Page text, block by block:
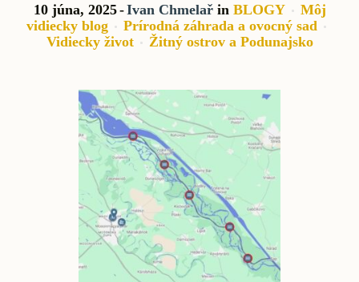
10 júna, 2025 Ivan Chmelařin BLOGY
Môj
vidiecky blog
Prírodná záhrada a ovocný sad
Vidiecky život
Žitný ostrov a Podunajsko